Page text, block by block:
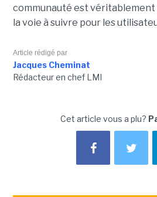
communauté est véritablement
la voie à suivre pour les
Article rédigé par
Jacques Cheminat
Rédacteur en chef LMI
Cet article vous a plu?